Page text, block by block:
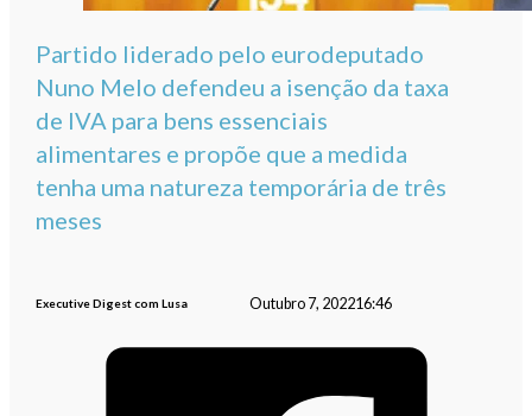
Partido liderado pelo eurodeputado
Nuno Melo defendeu a isenção da taxa
de IVA para bens essenciais
alimentares e propõe que a medida
tenha uma natureza temporária de três
meses
Executive Digest com Lusa Outubro 7, 202216:46